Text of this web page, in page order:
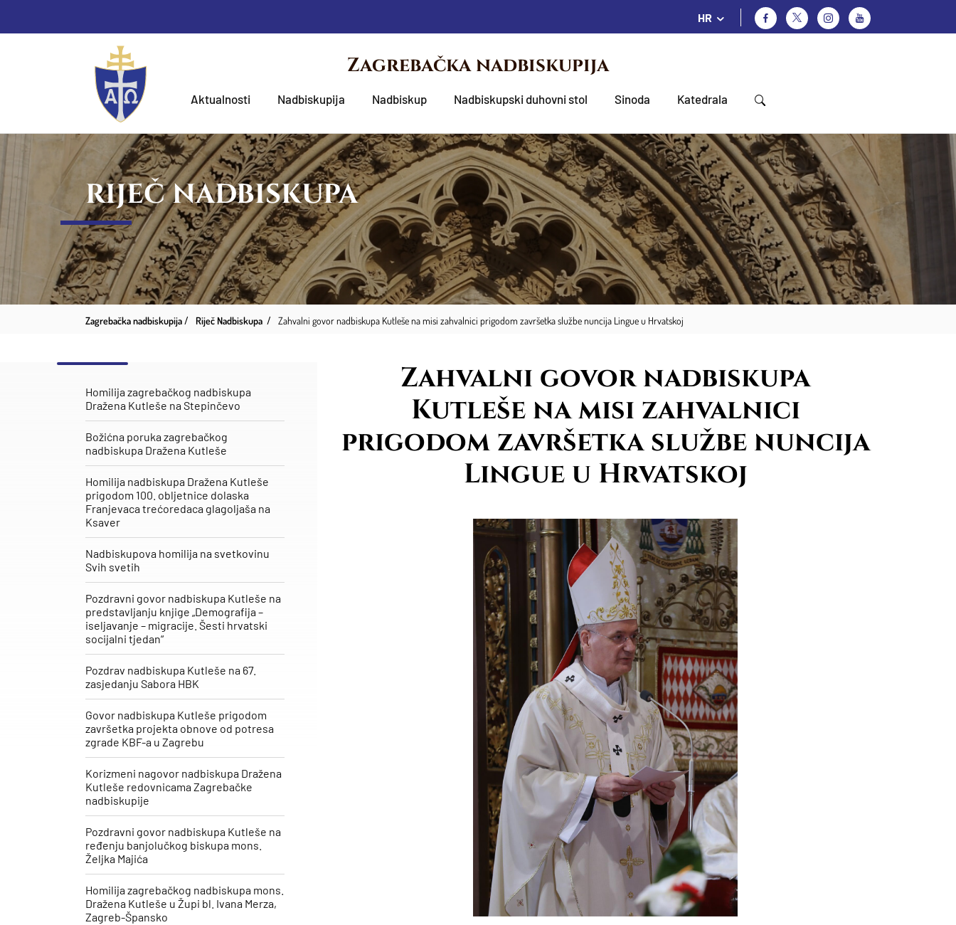
HR
Zagrebačka nadbiskupija
Aktualnosti Nadbiskupija Nadbiskup Nadbiskupski duhovni stol Sinoda Katedrala
RIJEČ NADBISKUPA
Zagrebačka nadbiskupija Riječ Nadbiskupa Zahvalni govor nadbiskupa Kutleše na misi zahvalnici prigodom završetka službe nuncija Lingue u Hrvatskoj
Homilija zagrebačkog nadbiskupa
Dražena Kutleše na Stepinčevo
Božićna poruka zagrebačkog
nadbiskupa Dražena Kutleše
Homilija nadbiskupa Dražena Kutleše
prigodom 100. obljetnice dolaska
Franjevaca trećoredaca glagoljaša na
Ksaver
Nadbiskupova homilija na svetkovinu
Svih svetih
Pozdravni govor nadbiskupa Kutleše na
predstavljanju knjige „Demografija –
iseljavanje – migracije. Šesti hrvatski
socijalni tjedan“
Pozdrav nadbiskupa Kutleše na 67.
zasjedanju Sabora HBK
Govor nadbiskupa Kutleše prigodom
završetka projekta obnove od potresa
zgrade KBF-a u Zagrebu
Korizmeni nagovor nadbiskupa Dražena
Kutleše redovnicama Zagrebačke
nadbiskupije
Pozdravni govor nadbiskupa Kutleše na
ređenju banjolučkog biskupa mons.
Željka Majića
Homilija zagrebačkog nadbiskupa mons.
Dražena Kutleše u Župi bl. Ivana Merza,
Zagreb-Špansko
Zahvalni govor nadbiskupa
Kutleše na misi zahvalnici
prigodom završetka službe nuncija
Lingue u Hrvatskoj